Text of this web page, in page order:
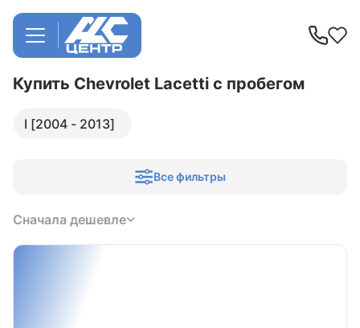
Купить Chevrolet Lacetti с пробегом
I [2004 - 2013]
Все фильтры
Сначала дешевле